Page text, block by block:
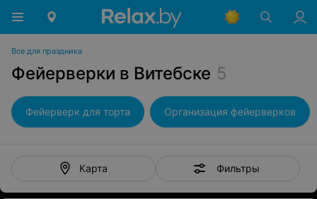
Все для праздника
Фейерверки в Витебске 5
Фейерверк для торта Организация фейерверков
Карта Фильтры